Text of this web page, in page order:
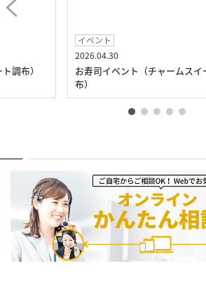
調布）
イベント
2026.04.30
お寿司イベント（チャームスイ
布）